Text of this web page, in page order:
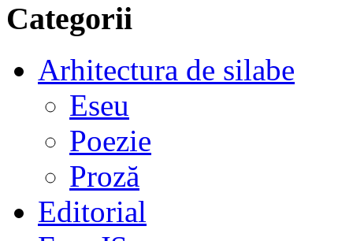
Categorii
Arhitectura de silabe
Eseu
Poezie
Proză
Editorial